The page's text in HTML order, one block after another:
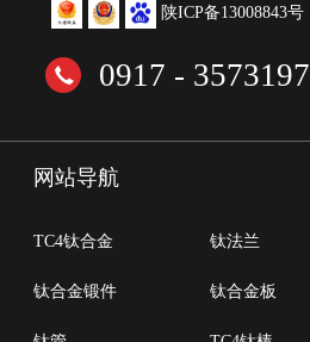
陕ICP备13008843号
0917 - 3573197
网站导航
TC4钛合金 钛法兰
钛合金锻件 钛合金板